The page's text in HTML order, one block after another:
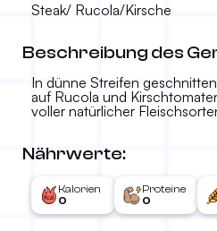
Steak/ Rucola/Kirsche
Beschreibung des
In dünne Streifen
auf Rucola und
voller natürlicher
Nährwerte:
Kalorien
0
Proteine
0